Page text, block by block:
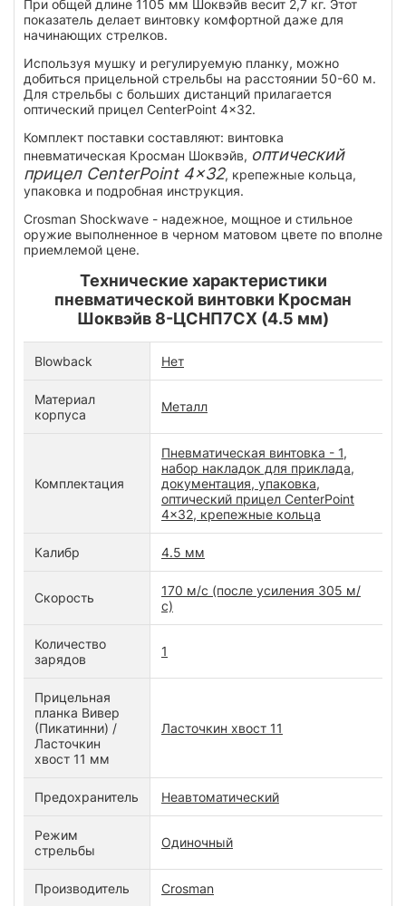
При общей длине 1105 мм Шоквэйв весит 2,7 кг. Этот
показатель делает винтовку комфортной даже для
начинающих стрелков.
Используя мушку и регулируемую планку, можно
добиться прицельной стрельбы на расстоянии 50-60 м.
Для стрельбы с больших дистанций прилагается
оптический прицел CenterPoint 4x32.
Комплект поставки составляют: винтовка
пневматическая Кросман Шоквэйв, оптический
прицел CenterPoint 4x32, крепежные кольца,
упаковка и подробная инструкция.
Crosman Shockwave - надежное, мощное и стильное
оружие выполненное в черном матовом цвете по вполне
приемлемой цене.
Технические характеристики
пневматической винтовки Кросман
Шоквэйв 8-ЦСНП7СХ (4.5 мм)
Blowback Нет
Материал
корпуса
Металл
Комплектация
Пневматическая винтовка - 1,
набор накладок для приклада,
документация, упаковка,
оптический прицел CenterPoint
4x32, крепежные кольца
Калибр 4.5 мм
Скорость
170 м/с (после усиления 305 м/
с)
Количество
зарядов
1
Прицельная
планка Вивер
(Пикатинни) /
Ласточкин
хвост 11 мм
Ласточкин хвост 11
Предохранитель Неавтоматический
Режим
стрельбы
Одиночный
Производитель Crosman